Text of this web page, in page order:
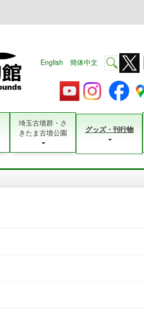
English 簡体中文
埼玉古墳群・さ
きたま古墳公園
グッズ・刊行物